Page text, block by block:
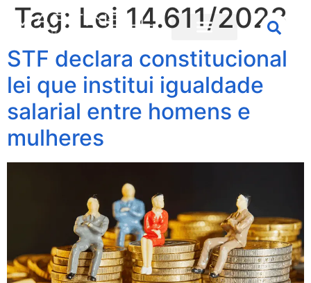
Tag: Lei 14.611/2023
STF declara constitucional
lei que institui igualdade
salarial entre homens e
mulheres